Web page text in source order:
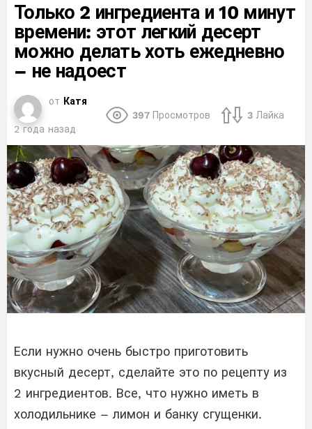
Только 2 ингредиента и 10 минут
времени: этот легкий десерт
можно делать хоть ежедневно
– не надоест
от Катя
2 года назад
397 Просмотров 3 Лайка
Если нужно очень быстро приготовить
вкусный десерт, сделайте это по рецепту из
2 ингредиентов. Все, что нужно иметь в
холодильнике – лимон и банку сгущенки.